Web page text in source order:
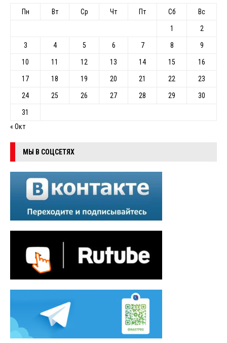
Пн Вт Ср Чт Пт Сб Вс
1 2
3 4 5 6 7 8 9
10 11 12 13 14 15 16
17 18 19 20 21 22 23
24 25 26 27 28 29 30
31
« Окт
МЫ В СОЦСЕТЯХ